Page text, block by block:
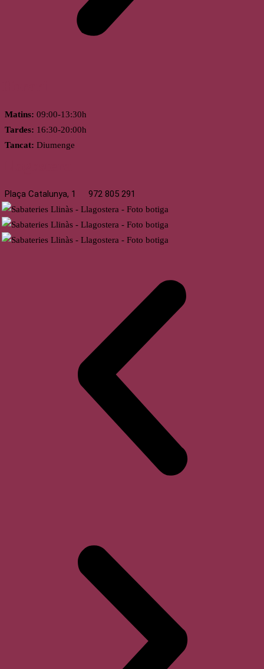
Matins: 09:00-13:30h
Tardes: 16:30-20:00h
Tancat: Diumenge
Plaça Catalunya, 1 972 805 291